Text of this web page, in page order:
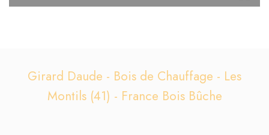
Girard Daude - Bois de Chauffage - Les
Montils (41) - France Bois Bûche